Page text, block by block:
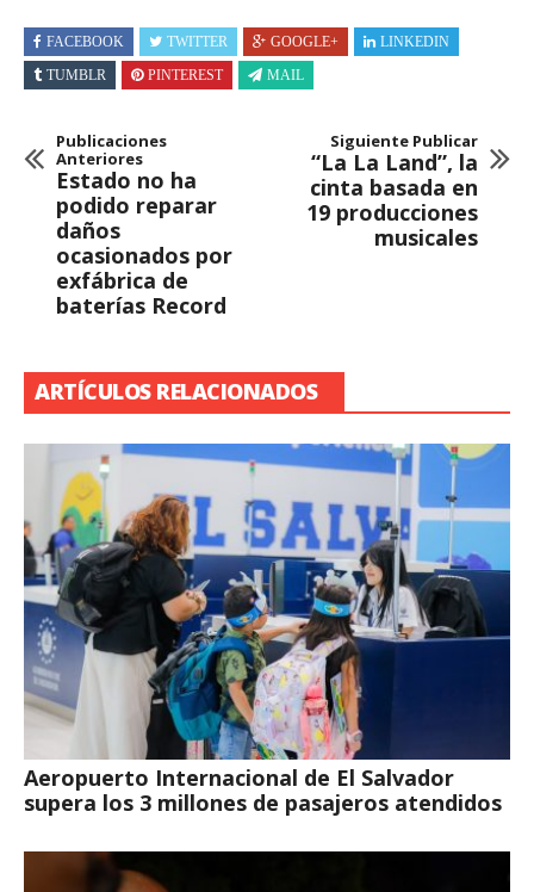
FACEBOOK TWITTER GOOGLE+
LINKEDIN
TUMBLR
PINTEREST MAIL
Publicaciones
Anteriores
Estado no ha
podido reparar
daños
ocasionados por
exfábrica de
baterías Record
Siguiente Publicar
“La La Land”, la
cinta basada en
19 producciones
musicales
ARTÍCULOS RELACIONADOS
Aeropuerto Internacional de El Salvador
supera los 3 millones de pasajeros atendidos